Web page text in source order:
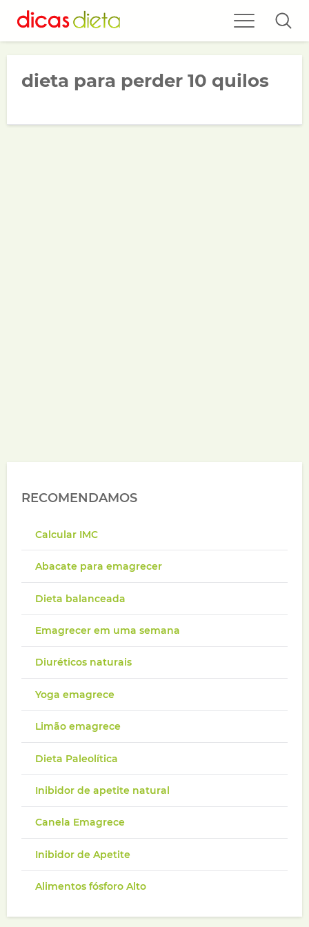
dieta para perder 10 quilos
RECOMENDAMOS
Calcular IMC
Abacate para emagrecer
Dieta balanceada
Emagrecer em uma semana
Diuréticos naturais
Yoga emagrece
Limão emagrece
Dieta Paleolítica
Inibidor de apetite natural
Canela Emagrece
Inibidor de Apetite
Alimentos fósforo Alto